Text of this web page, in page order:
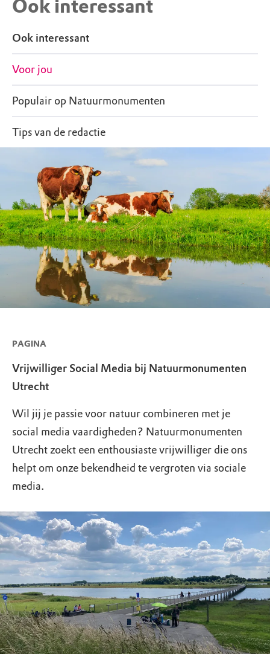
Ook interessant
Ook interessant
Voor jou
Populair op Natuurmonumenten
Tips van de redactie
PAGINA
Vrijwilliger Social Media bij Natuurmonumenten
Utrecht
Wil jij je passie voor natuur combineren met je
social media vaardigheden? Natuurmonumenten
Utrecht zoekt een enthousiaste vrijwilliger die ons
helpt om onze bekendheid te vergroten via sociale
media.